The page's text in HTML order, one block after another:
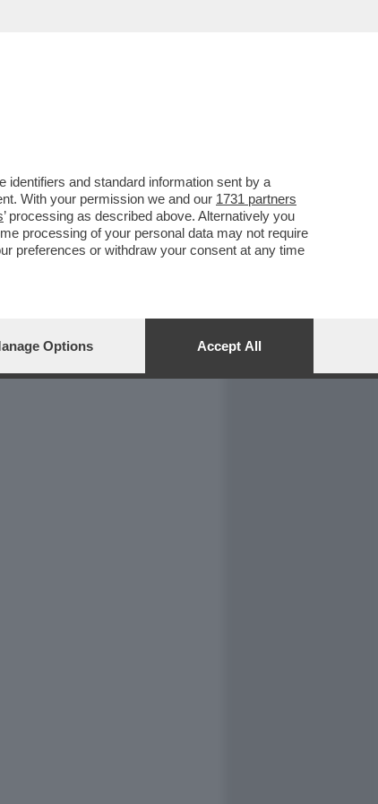
and standard information sent by a
With your permission we and our 1731 partners
’ processing as described above. Alternatively you
processing of your personal data may not require
preferences or withdraw your consent at any time
Options Accept All